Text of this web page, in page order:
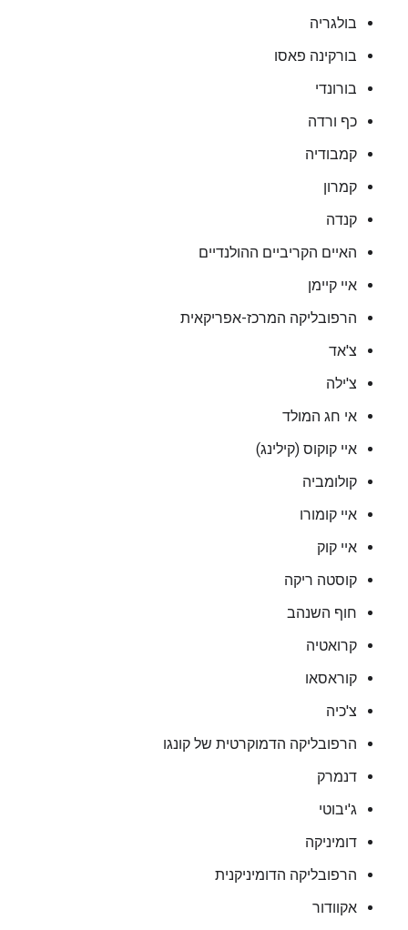
בולגריה
בורקינה פאסו
בורונדי
כף ורדה
קמבודיה
קמרון
קנדה
האיים הקריביים ההולנדיים
איי קיימן
הרפובליקה המרכז-אפריקאית
צ'אד
צ'ילה
אי חג המולד
איי קוקוס (קילינג)
קולומביה
איי קומורו
איי קוק
קוסטה ריקה
חוף השנהב
קרואטיה
קוראסאו
צ'כיה
הרפובליקה הדמוקרטית של קונגו
דנמרק
ג'יבוטי
דומיניקה
הרפובליקה הדומיניקנית
אקוודור